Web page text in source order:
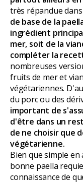
très répandue
de base de la
ingrédient
mer, soit de la
compléter la
nombreuses
fruits de mer et
végétariennes.
du porc ou des
important de
d'être dans un
de ne choisir que
végétarienne.
Bien que simple
bonne paella
connaissance de